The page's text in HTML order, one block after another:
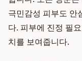
극민감성 피부도 안
다. 피부에 진정 필
치를 보여줍니다.